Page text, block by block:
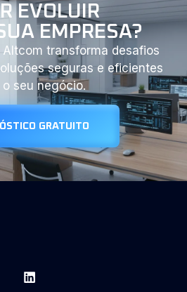
EVOLUIR
EMPRESA?
Altcom transforma desafios
seguras e eficientes
seu negócio.
GRATUITO